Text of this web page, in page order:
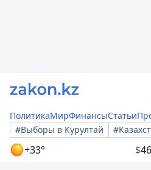
ПолитикаМирФинансыСтатьи
#Выборы в Курултай
+33° $